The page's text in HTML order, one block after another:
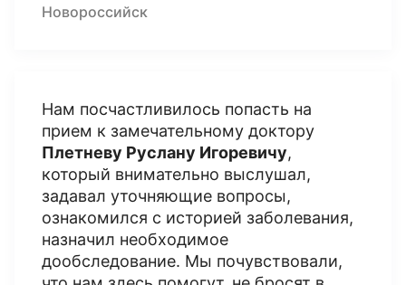
Новороссийск
Нам посчастливилось попасть на
прием к замечательному доктору
Плетневу Руслану Игоревичу,
который внимательно выслушал,
задавал уточняющие вопросы,
ознакомился с историей заболевания,
назначил необходимое
дообследование. Мы почувствовали,